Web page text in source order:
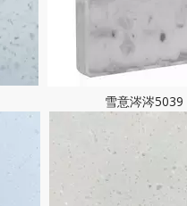
雪意涔涔5039